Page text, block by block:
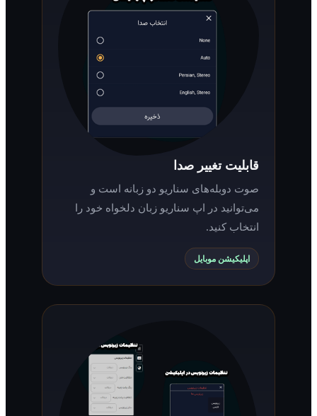
قابلیت تغییر صدا
صوت دوبله‌های سناریو دو زبانه است و
می‌توانید در اپ سناریو زبان دلخواه خود را
انتخاب کنید.
اپلیکیشن موبایل